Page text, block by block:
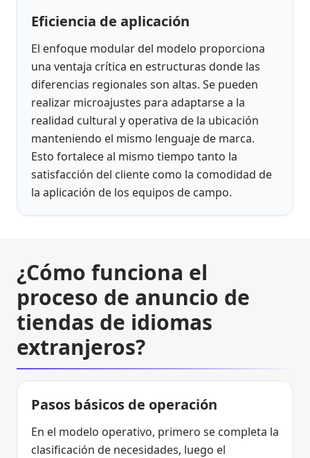
Eficiencia de aplicación
El enfoque modular del modelo proporciona
una ventaja crítica en estructuras donde las
diferencias regionales son altas. Se pueden
realizar microajustes para adaptarse a la
realidad cultural y operativa de la ubicación
manteniendo el mismo lenguaje de marca.
Esto fortalece al mismo tiempo tanto la
satisfacción del cliente como la comodidad de
la aplicación de los equipos de campo.
¿Cómo funciona el
proceso de anuncio de
tiendas de idiomas
extranjeros?
Pasos básicos de operación
En el modelo operativo, primero se completa la
clasificación de necesidades, luego el